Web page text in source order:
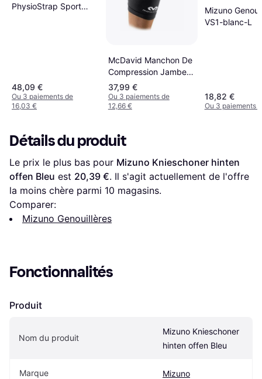
PhysioStrap Sport
48,09 €
Ou 3 paiements de
16,03 €
McDavid Manchon De
Compression Jambe
Hex Noir
37,99 €
Ou 3 paiements de
12,66 €
Mizuno
VS1-blanc-L
18,82 €
Ou 3 paiements
Détails du produit
Le prix le plus bas pour Mizuno Knieschoner hinten
offen Bleu est 20,39 €. Il s'agit actuellement de l'offre
la moins chère parmi 10 magasins.
Comparer:
Mizuno Genouillères
Fonctionnalités
Produit
Nom du produit
Mizuno Knieschoner
hinten offen Bleu
Marque Mizuno